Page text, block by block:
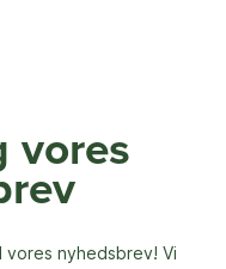
vores
vores nyhedsbrev! Vi